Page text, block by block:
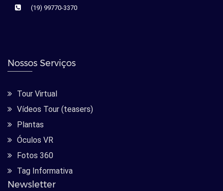
(19) 99770-3370
Nossos Serviços
Tour Virtual
Vídeos Tour (teasers)
Plantas
Óculos VR
Fotos 360
Tag Informativa
Newsletter